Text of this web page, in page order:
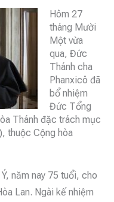
Hôm 27
tháng Mười
Một vừa
qua, Đức
Thánh cha
Phanxicô đã
bổ nhiệm
Đức Tổng
Thánh đặc trách mục
thuộc Cộng hòa
năm nay 75 tuổi, cho
Lan. Ngài kế nhiệm